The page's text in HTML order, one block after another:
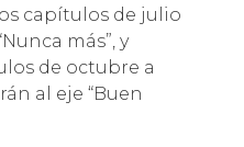
capítulos de julio
más”, y
de octubre a
al eje “Buen